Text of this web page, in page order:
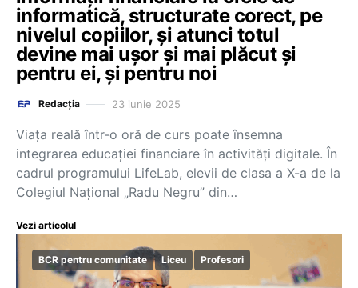
informatică, structurate corect, pe
nivelul copiilor, și atunci totul
devine mai ușor și mai plăcut și
pentru ei, și pentru noi
Redacția 23 iunie 2025
Viața reală într-o oră de curs poate însemna
integrarea educației financiare în activități digitale. În
cadrul programului LifeLab, elevii de clasa a X-a de la
Colegiul Național „Radu Negru” din…
Vezi articolul
BCR pentru comunitate Liceu Profesori